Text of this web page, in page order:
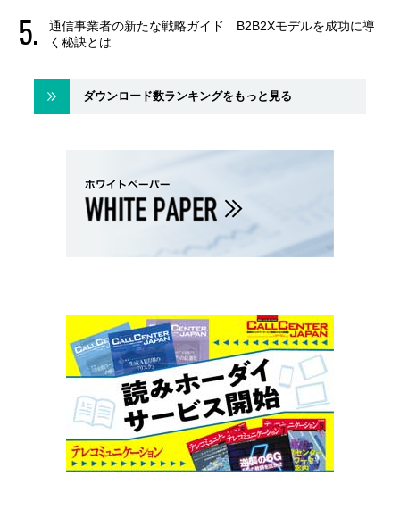
通信事業者の新たな戦略ガイド B2B2Xモデルを成功に導
く秘訣とは
ダウンロード数ランキングをもっと見る